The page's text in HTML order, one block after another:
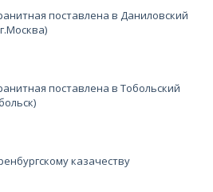
поставлена в Даниловский
поставлена в Тобольский
казачеству